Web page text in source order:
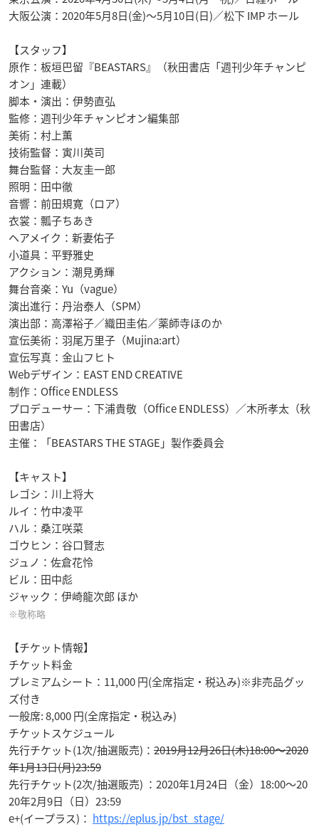
大阪公演：2020年5月8日(金)〜5月10日(日)／松下 IMP ホール
【スタッフ】
原作：板垣巴留『BEASTARS』（秋田書店「週刊少年チャンピ
オン」連載）
脚本・演出：伊勢直弘
監修：週刊少年チャンピオン編集部
美術：村上薫
技術監督：寅川英司
舞台監督：大友圭一郎
照明：田中徹
音響：前田規寛（ロア）
衣裳：瓢子ちあき
ヘアメイク：新妻佑子
小道具：平野雅史
アクション：潮見勇輝
舞台音楽：Yu（vague）
演出進行：丹治泰人（SPM）
演出部：高澤裕子／織田圭佑／薬師寺ほのか
宣伝美術：羽尾万里子（Mujina:art）
宣伝写真：金山フヒト
Webデザイン：EAST END CREATIVE
制作：Office ENDLESS
プロデューサー：下浦貴敬（Office ENDLESS）／木所孝太（秋
田書店）
主催：「BEASTARS THE STAGE」製作委員会
【キャスト】
レゴシ：川上将大
ルイ：竹中凌平
ハル：桑江咲菜
ゴウヒン：谷口賢志
ジュノ：佐倉花怜
ビル：田中彪
ジャック：伊崎龍次郎 ほか
※敬称略
【チケット情報】
チケット料金
プレミアムシート：11,000 円(全席指定・税込み)※非売品グッ
ズ付き
一般席: 8,000 円(全席指定・税込み)
チケットスケジュール
先行チケット(1次/抽選販売)： 2019月12月26日(木)18:00〜2020
年1月13日(月)23:59
先行チケット(2次/抽選販売) ：2020年1月24日（金）18:00～20
20年2月9日（日）23:59
e+(イープラス)： https://eplus.jp/bst_stage/